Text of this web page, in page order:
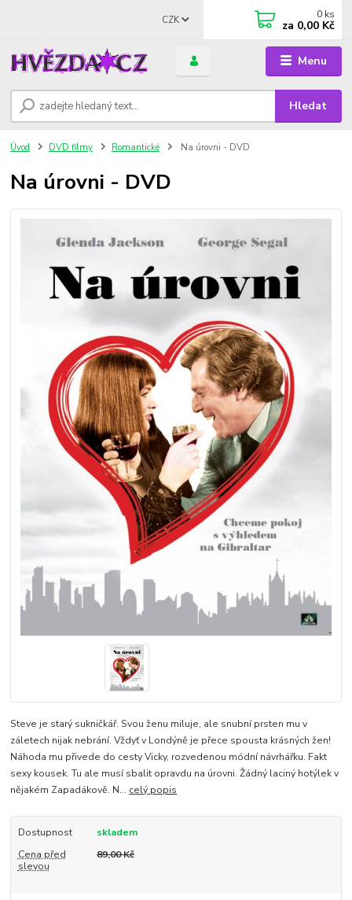
Menu
CZK
Hledat
0 ks
za 0,00 Kč
Úvod DVD filmy Romantické Na úrovni - DVD
Na úrovni - DVD
Steve je starý sukničkář. Svou ženu miluje, ale snubní prsten mu v
záletech nijak nebrání. Vždyť v Londýně je přece spousta krásných žen!
Náhoda mu přivede do cesty Vicky, rozvedenou módní návrhářku. Fakt
sexy kousek. Tu ale musí sbalit opravdu na úrovni. Žádný laciný hotýlek v
nějakém Zapadákově. N... celý popis
Dostupnost
skladem
Cena před
slevou
89,00 Kč